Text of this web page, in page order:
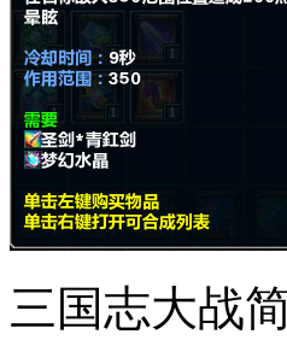
三国志大战